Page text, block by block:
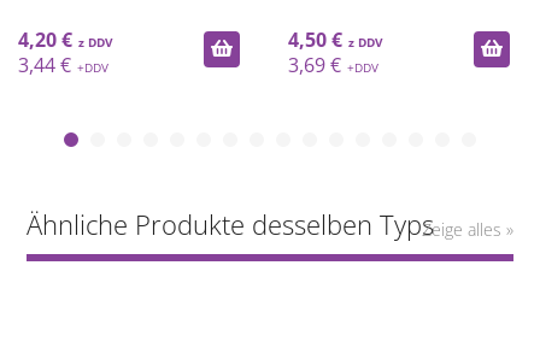
4,20 €
3,44 €
4,50 €
3,69 €
Ähnliche Produkte desselben TypsZeige alles »